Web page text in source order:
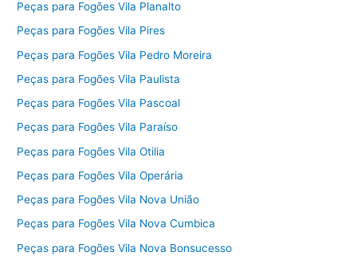
Peças para Fogões Vila Planalto
Peças para Fogões Vila Pires
Peças para Fogões Vila Pedro Moreira
Peças para Fogões Vila Paulista
Peças para Fogões Vila Pascoal
Peças para Fogões Vila Paraíso
Peças para Fogões Vila Otilia
Peças para Fogões Vila Operária
Peças para Fogões Vila Nova União
Peças para Fogões Vila Nova Cumbica
Peças para Fogões Vila Nova Bonsucesso